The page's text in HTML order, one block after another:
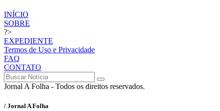
INÍCIO
SOBRE
?>
EXPEDIENTE
Termos de Uso e Privacidade
FAQ
CONTATO
Jornal A Folha - Todos os direitos reservados.
/ Jornal A Folha